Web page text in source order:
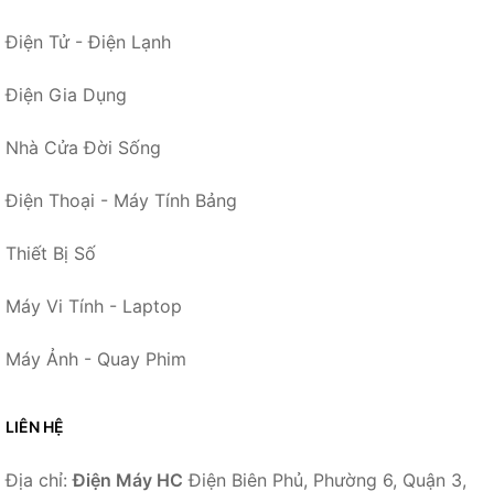
Điện Tử - Điện Lạnh
Điện Gia Dụng
Nhà Cửa Đời Sống
Điện Thoại - Máy Tính Bảng
Thiết Bị Số
Máy Vi Tính - Laptop
Máy Ảnh - Quay Phim
LIÊN HỆ
Địa chỉ:Điện Máy HC Điện Biên Phủ, Phường 6, Quận 3,